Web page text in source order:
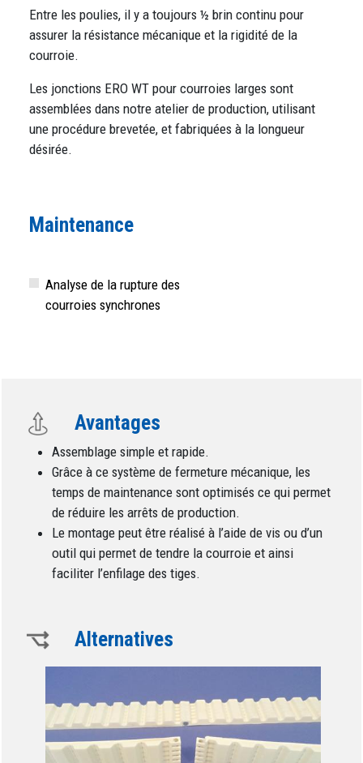
Entre les poulies, il y a toujours ½ brin continu pour
assurer la résistance mécanique et la rigidité de la
courroie.
Les jonctions ERO WT pour courroies larges sont
assemblées dans notre atelier de production, utilisant
une procédure brevetée, et fabriquées à la longueur
désirée.
Maintenance
Analyse de la rupture des
courroies synchrones
Avantages
Assemblage simple et rapide.
Grâce à ce système de fermeture mécanique, les
temps de maintenance sont optimisés ce qui permet
de réduire les arrêts de production.
Le montage peut être réalisé à l’aide de vis ou d’un
outil qui permet de tendre la courroie et ainsi
faciliter l’enfilage des tiges.
Alternatives